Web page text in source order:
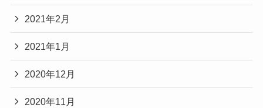
2021年2月
2021年1月
2020年12月
2020年11月